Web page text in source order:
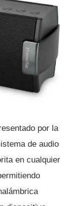
por la
de audio
en cualquier